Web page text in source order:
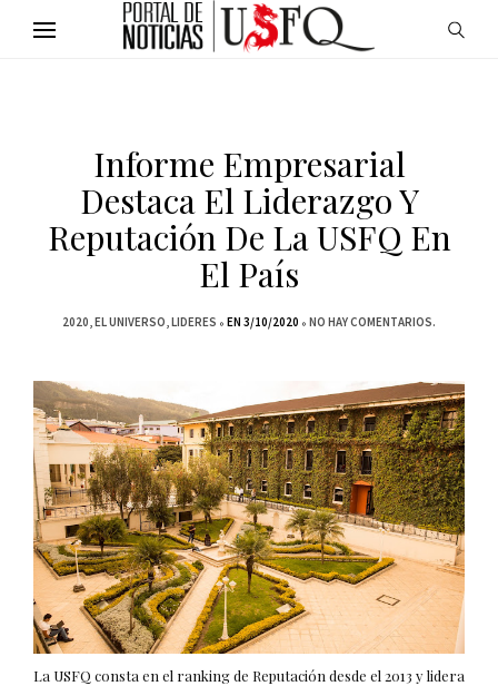
Informe Empresarial
Destaca El Liderazgo Y
Reputación De La USFQ En
El País
2020 EL UNIVERSO LIDERES EN 3/10/2020 NO HAY COMENTARIOS.
La USFQ consta en el ranking de Reputación desde el 2013 y lidera